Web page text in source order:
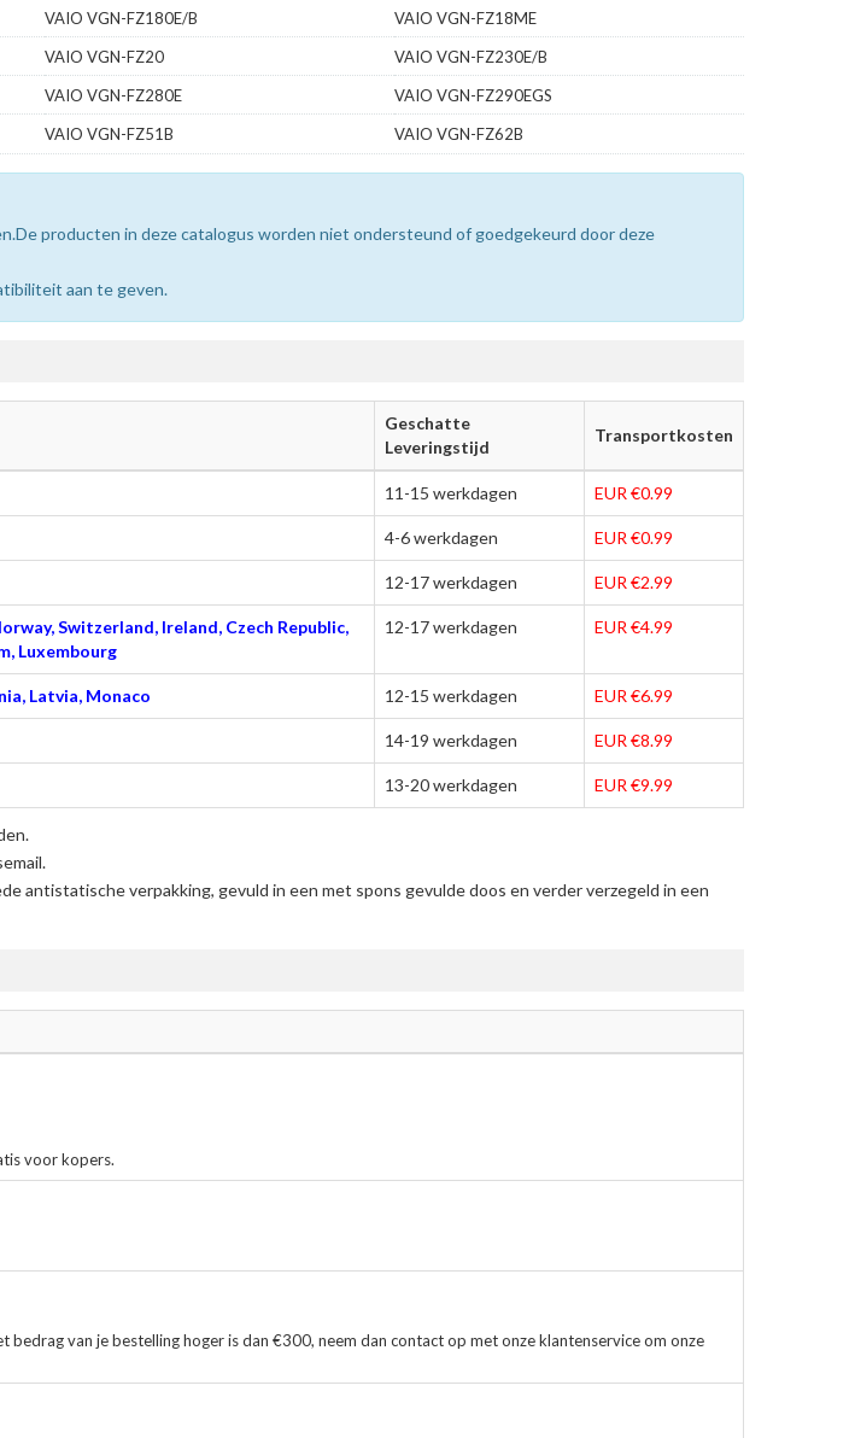
VAIO VGN-FZ180E/B
VAIO VGN-FZ18ME
VAIO VGN-FZ20
VAIO VGN-FZ230E/B
VAIO VGN-FZ280E
VAIO VGN-FZ290EGS
VAIO VGN-FZ51B VAIO VGN-FZ62B
producten in deze catalogus worden niet ondersteund of goedgekeurd door deze
aan te geven.
Geschatte
Leveringstijd
Transportkosten
11-15 werkdagen EUR €0.99
4-6 werkdagen EUR €0.99
12-17 werkdagen EUR €2.99
Switzerland, Ireland, Czech Republic,
Luxembourg
12-17 werkdagen EUR €4.99
Latvia, Monaco 12-15 werkdagen EUR €6.99
14-19 werkdagen EUR €8.99
13-20 werkdagen EUR €9.99
antistatische verpakking, gevuld in een met spons gevulde doos en verder verzegeld in een
voor kopers.
van je bestelling hoger is dan €300, neem dan contact op met onze klantenservice om onze